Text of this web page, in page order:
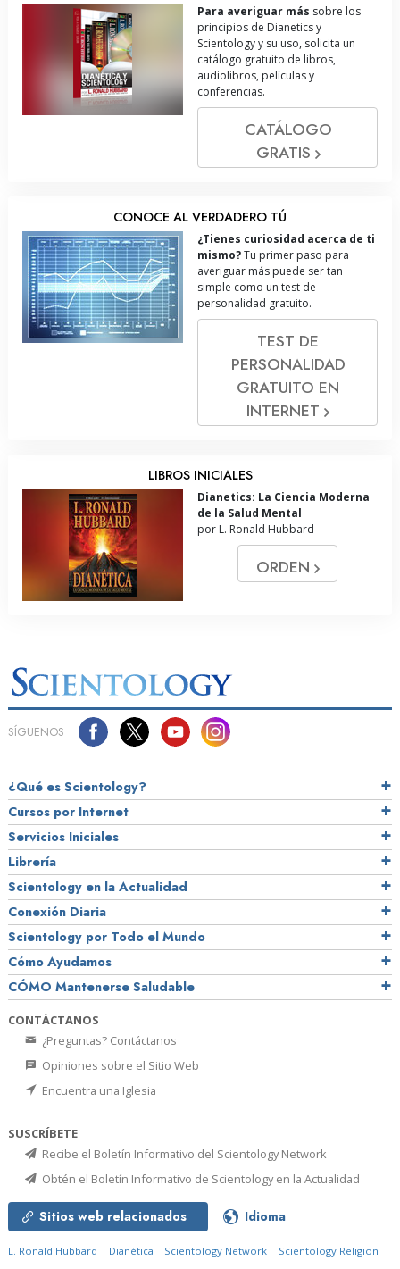
Para averiguar más sobre los
principios de Dianetics y
Scientology y su uso, solicita un
catálogo gratuito de libros,
audiolibros, películas y
conferencias.
CATÁLOGO
GRATIS
CONOCE AL VERDADERO TÚ
¿Tienes curiosidad acerca de ti
mismo?Tu primer paso para
averiguar más puede ser tan
simple como un test de
personalidad gratuito.
TEST DE
PERSONALIDAD
GRATUITO EN
INTERNET
LIBROS INICIALES
Dianetics: La Ciencia Moderna
de la Salud Mental
por L. Ronald Hubbard
ORDEN
SÍGUENOS
¿Qué es Scientology?
Cursos por Internet
Servicios Iniciales
Librería
Scientology en la Actualidad
Conexión Diaria
Scientology por Todo el Mundo
Cómo Ayudamos
CÓMO Mantenerse Saludable
CONTÁCTANOS
¿Preguntas? Contáctanos
Opiniones sobre el Sitio Web
Encuentra una Iglesia
SUSCRÍBETE
Recibe el Boletín Informativo del Scientology Network
Obtén el Boletín Informativo de Scientology en la Actualidad
Sitios web relacionados Idioma
L. Ronald Hubbard Dianética Scientology Network
Scientology Religion